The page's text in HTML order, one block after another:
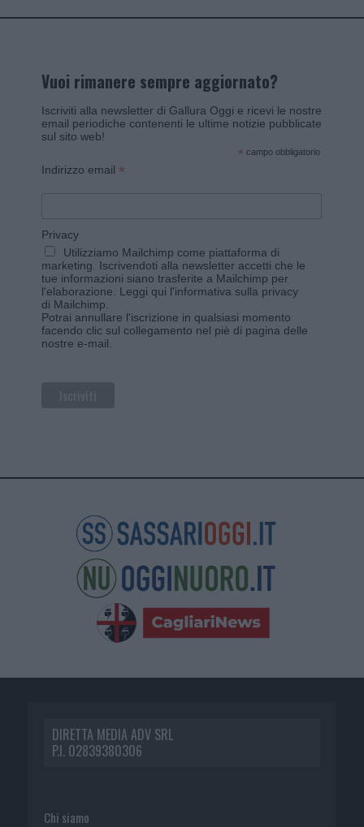
Vuoi rimanere sempre aggiornato?
Iscriviti alla newsletter di Gallura Oggi e ricevi le nostre
email periodiche contenenti le ultime notizie pubblicate
sul sito web!
* campo obbligatorio
Indirizzo email *
Privacy
Utilizziamo Mailchimp come piattaforma di
marketing. Iscrivendoti alla newsletter accetti che le
tue informazioni siano trasferite a Mailchimp per
l'elaborazione. Leggi qui l'informativa sulla privacy
di Mailchimp
Potrai annullare l'iscrizione in qualsiasi momento
facendo clic sul collegamento nel piè di pagina delle
nostre e-mail.
DIRETTA MEDIA ADV SRL
P.I. 02839380306
Chi siamo